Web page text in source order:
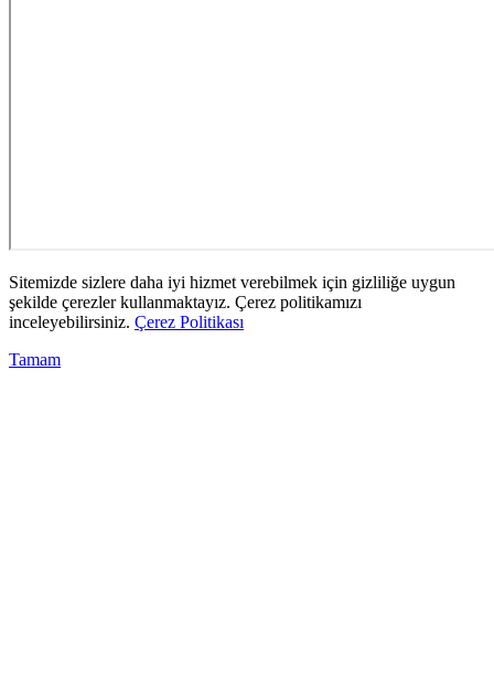
Sitemizde sizlere daha iyi hizmet verebilmek için gizliliğe uygun
şekilde çerezler kullanmaktayız. Çerez politikamızı
inceleyebilirsiniz. Çerez Politikası
Tamam